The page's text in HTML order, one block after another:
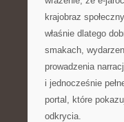
krajobraz
właśnie dlatego
smakach,
prowadzenia
i jednocześnie
portal, które
odkrycia.